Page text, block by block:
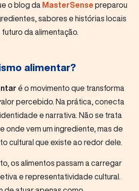
o blog da MasterSense preparou
sabores e histórias locais
da alimentação.
alimentar?
é o movimento que transforma
percebido. Na prática, conecta
e narrativa. Não se trata
onde vem um ingrediente, mas de
cultural que existe ao redor dele.
os alimentos passam a carregar
e representatividade cultural.